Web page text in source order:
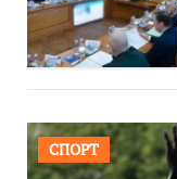
СПОРТ